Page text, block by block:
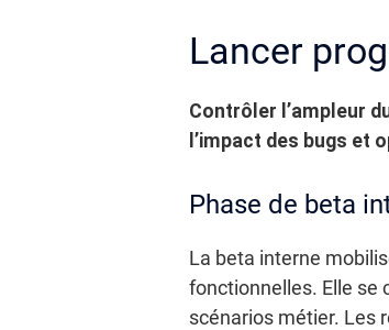
Lancer
Contrôler l’ampleur
l’impact des bugs et
Phase de beta
La beta interne
fonctionnelles. Elle se
scénarios métier. Les